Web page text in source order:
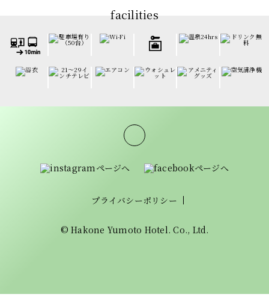
facilities
プライバシーポリシー
© Hakone Yumoto Hotel. Co., Ltd.